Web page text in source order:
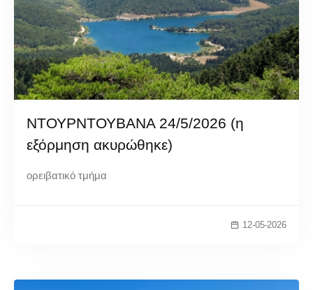
ΝΤΟΥΡΝΤΟΥΒΑΝΑ 24/5/2026 (η
εξόρμηση ακυρώθηκε)
ορειβατικό τμήμα
12-05-2026